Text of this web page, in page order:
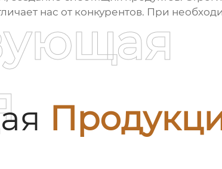
нас от конкурентов. При